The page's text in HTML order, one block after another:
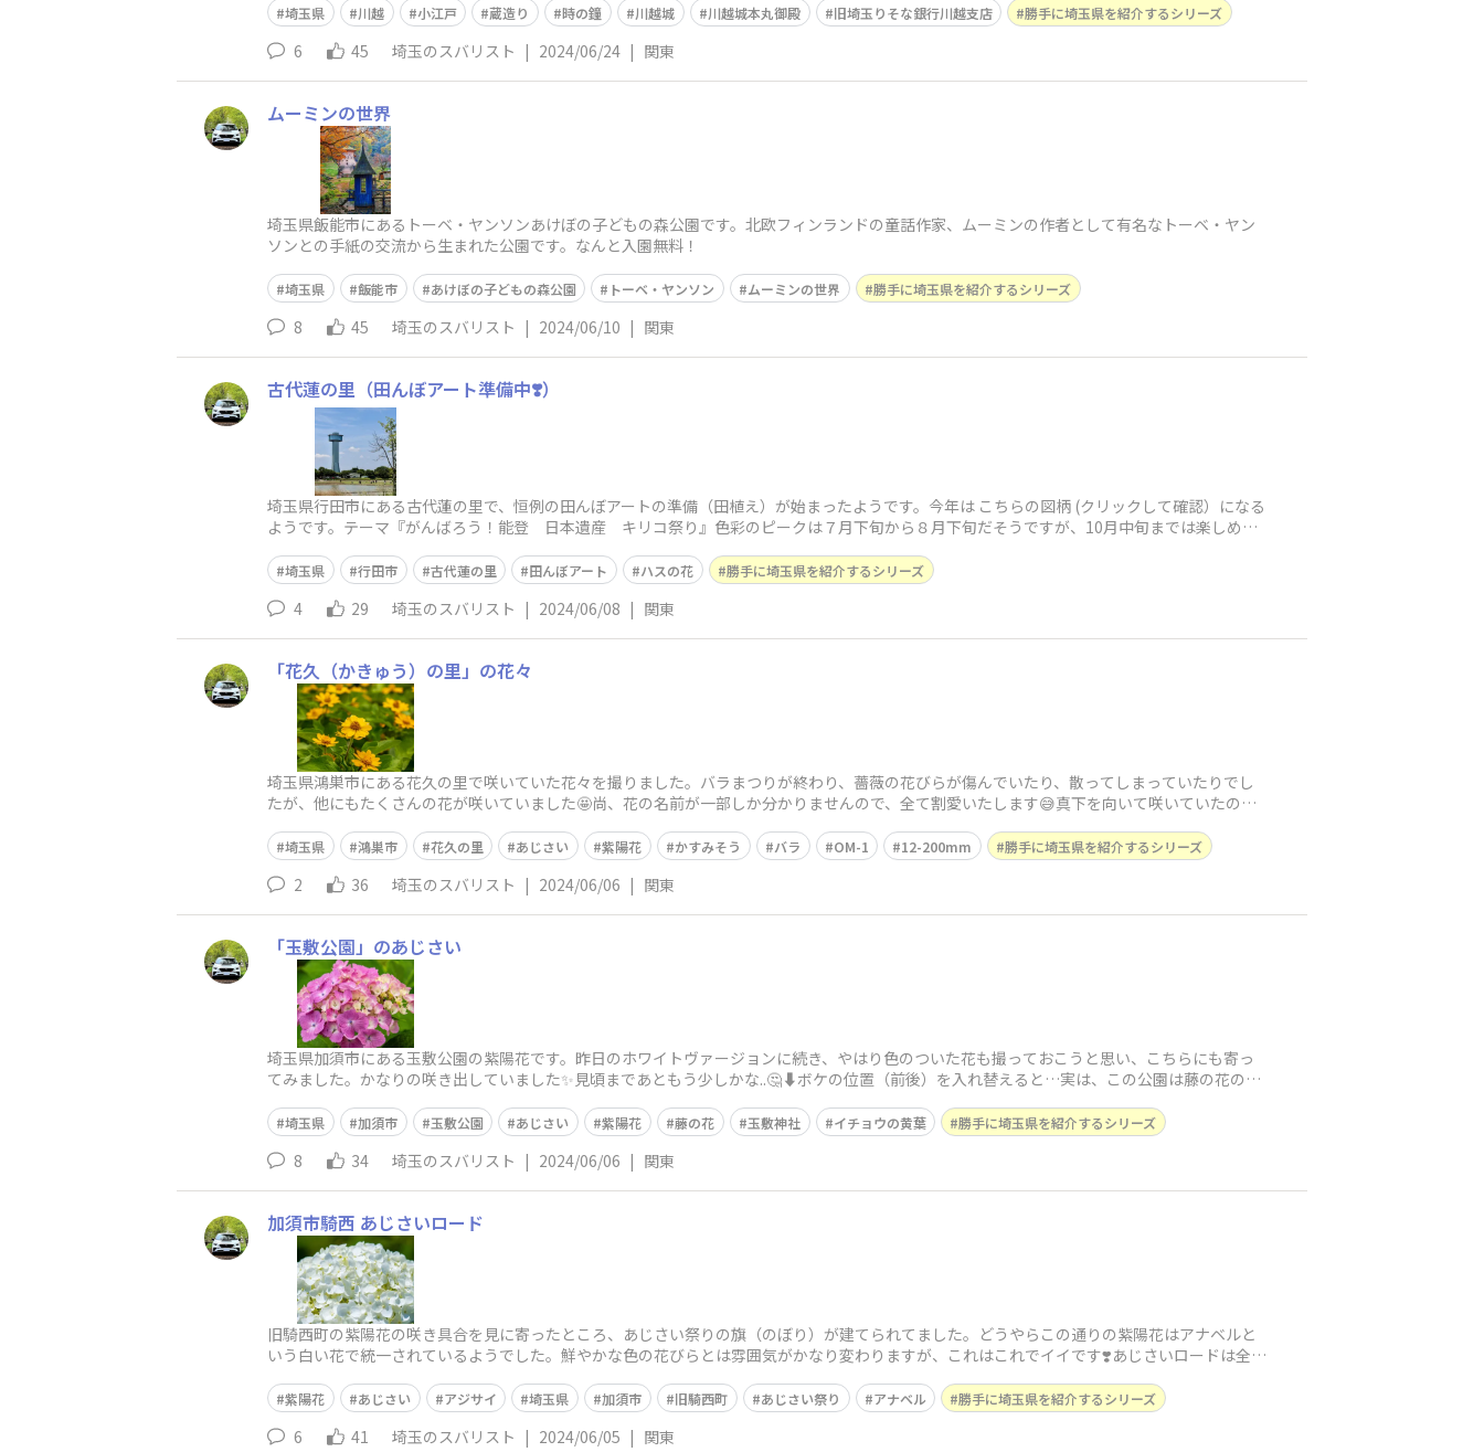
埼玉県 川越 小江戸 蔵造り 時の鐘 川越城 川越城本丸御殿 旧埼玉りそな銀行川越支店 勝手に埼玉県を紹介するシリーズ
6 45 埼玉のスバリスト | 2024/06/24 | 関東
ムーミンの世界
埼玉県飯能市にあるトーベ・ヤンソンあけぼの子どもの森公園です。北欧フィンランドの童話作家、ムーミンの作者として有名なトーベ・ヤン
ソンとの手紙の交流から生まれた公園です。なんと入園無料！
埼玉県 飯能市 あけぼの子どもの森公園 トーベ・ヤンソン ムーミンの世界 勝手に埼玉県を紹介するシリーズ
8 45 埼玉のスバリスト | 2024/06/10 | 関東
古代蓮の里（田んぼアート準備中❣️）
埼玉県行田市にある古代蓮の里で、恒例の田んぼアートの準備（田植え）が始まったようです。今年は こちらの図柄 (クリックして確認）になる
ようです。テーマ『がんばろう！能登 日本遺産 キリコ祭り』色彩のピークは７月下旬から８月下旬だそうですが、10月中旬までは楽しめる
埼玉県 行田市 古代蓮の里 田んぼアート ハスの花 勝手に埼玉県を紹介するシリーズ
4 29 埼玉のスバリスト | 2024/06/08 | 関東
「花久（かきゅう）の里」の花々
埼玉県鴻巣市にある花久の里で咲いていた花々を撮りました。バラまつりが終わり、薔薇の花びらが傷んでいたり、散ってしまっていたりでし
たが、他にもたくさんの花が咲いていました🤩尚、花の名前が一部しか分かりませんので、全て割愛いたします😅真下を向いて咲いていたので
埼玉県 鴻巣市 花久の里 あじさい 紫陽花 かすみそう バラ OM-1 12-200mm 勝手に埼玉県を紹介するシリーズ
2 36 埼玉のスバリスト | 2024/06/06 | 関東
「玉敷公園」のあじさい
埼玉県加須市にある玉敷公園の紫陽花です。昨日のホワイトヴァージョンに続き、やはり色のついた花も撮っておこうと思い、こちらにも寄っ
てみました。かなりの咲き出していました✨見頃まであともう少しかな..🤔⬇️ボケの位置（前後）を入れ替えると…実は、この公園は藤の花の方
埼玉県 加須市 玉敷公園 あじさい 紫陽花 藤の花 玉敷神社 イチョウの黄葉 勝手に埼玉県を紹介するシリーズ
8 34 埼玉のスバリスト | 2024/06/06 | 関東
加須市騎西 あじさいロード
旧騎西町の紫陽花の咲き具合を見に寄ったところ、あじさい祭りの旗（のぼり）が建てられてました。どうやらこの通りの紫陽花はアナベルと
いう白い花で統一されているようでした。鮮やかな色の花びらとは雰囲気がかなり変わりますが、これはこれでイイです❣️あじさいロードは全長
紫陽花 あじさい アジサイ 埼玉県 加須市 旧騎西町 あじさい祭り アナベル 勝手に埼玉県を紹介するシリーズ
6 41 埼玉のスバリスト | 2024/06/05 | 関東